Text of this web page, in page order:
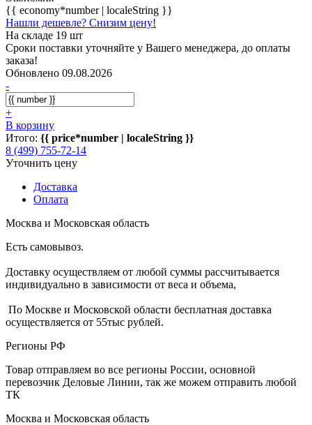
{{ economy*number | localeString }}
Нашли дешевле? Снизим цену!
На складе 19 шт
Сроки поставки уточняйте у Вашего менеджера, до оплаты
заказа!
Обновлено 09.08.2026
-
+
В корзину
Итого: {{ price*number | localeString }}
8 (499) 755-72-14
Уточнить цену
Доставка
Оплата
Москва и Московская область
Есть самовывоз.
Доставку осуществляем от любой суммы рассчитывается
индивидуально в зависимости от веса и объема,
По Москве и Московской области бесплатная доставка
осуществляется от 55тыс рублей.
Регионы РФ
Товар отправляем во все регионы России, основной
перевозчик Деловые Линии, так же можем отправить любой
ТК
Москва и Московская область